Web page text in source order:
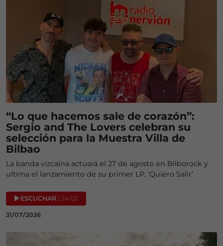
“Lo que hacemos sale de corazón”:
Sergio and The Lovers celebran su
selección para la Muestra Villa de
Bilbao
La banda vizcaína actuará el 27 de agosto en Bilborock y
ultima el lanzamiento de su primer LP, ‘Quiero Salir’
ESCUCHAR | 24:03
31/07/2026